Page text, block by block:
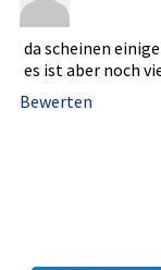
da scheinen
es ist aber noch
Bewerten